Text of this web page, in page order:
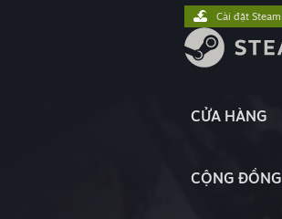
CỬA HÀNG
CỘNG ĐỒNG
Cài đặt Steam